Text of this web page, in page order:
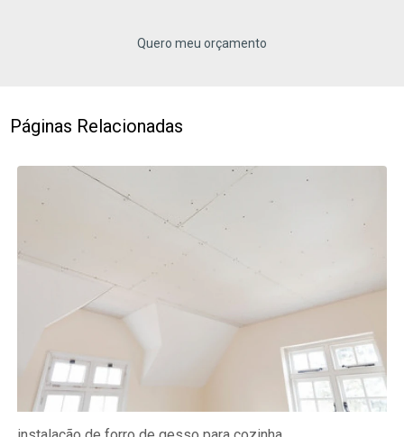
Quero meu orçamento
Páginas Relacionadas